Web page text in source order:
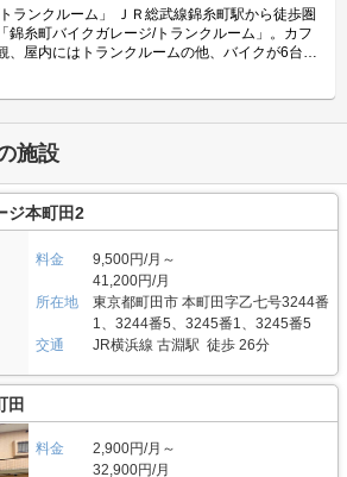
格帯は月額18,000円（税込）から85,000円（税
います。初期費用として契約事務手数料（月額賃
。その他費用として月々の管理費と保証委託料
掛かります。見学の希望や詳細のお問い合わせ
ランクルームから電話やメールにてご連絡頂け
話も聞くことができた。また、そのターゲットに
るところに気遣いも感じた。運営会社の株式会社
アで30年近くトランクルームを運営しているこ
活かしたお客様目線でのトランクルームを開発さ
セコムの防犯カメラも設置されているということ
心して車を収納できるスペースとして特に愛車を
所だと思った。
責任をもってお預かりするために、警備保障会社
、24時間安全・快適に荷物の収納をして頂ける
付けていて、入口にもセコムのカードキーを設置
には防犯カメラがあり、録画も行っておりますの
けます。安全面だけでなく、荷物をお預かりする
通年温度管理ができる空調設備のほか、湿度管理
おりますので、ウェットスーツから衣類や布団、
す。 費用や契約について教えて
、リモート内覧会を承っております。現地にてお
操作で入口を開錠致しますのでご自由にご覧くだ
ご利用金額やキャンペーンなどのご案内も致しま
、株式会社マリンボックスでは保証人や連帯保証
の契約をしていただいているため保証人は不要と
も不要なので簡単に契約できます。時期によって
しております。詳細なキャンペーンや施設へのご
ムから電話やメールにてお気軽にお問い合わせ
服や家具、本などの趣味の品を収納に来ていると
、車で7分ほどでサーフィンやバーベキューなど
も名高い江の島へのアクセスも可能なこの施設は
のことで、サーフボードやウェットスーツなどの
立っていた。施設のセキュリティも万全で、安心
ろしたらそのまま直進できるため、荷物の出し入
部屋サイズは、0.52帖～3.65帖の34種類、48の
いただけます。 主にどんな方がご利
ンユー
辺は飲食店などが立ち並んでいますが、少し路地
ンションも多くあるため、ご家族や一人暮らしの
途としては、主に家財や季節によって変わる衣類
用されている方が多い傾向で、一番大きい3.65帖
荷物も入れることができます。 セキュリテ
スが提供するトランク
なお荷物をお預かりしているため、24時間安心
に、カードキーや防犯カメラ、セキュリティーシ
ルームの鍵は南京錠などの鍵の持ち歩きタイプで
、メインエントランスはオートロックで施錠され
はなく室内管理なので清掃も行き届いており、ホ
管理や湿度管理を徹底するために空調設備も完備
で管理しているため、衣類や布団、木製の製品
どにも安心してご利用いただけます。 費用や
見したい場合
遠隔操作による立ち合いなしでの内覧も可能で
つけください。 契約に関しては、マリンボック
の代わりに、保証会社との契約をしていただいて
金・礼金なども不要なかんたん契約で行います。
のハードルを低くし、解約のお申込もいつでも可
Ｒ総武線錦糸町駅から徒歩圏
錦糸町バイクガレージ/トランクルーム」。カフ
、屋内にはトランクルームの他、バイクが6台入
バイクを安心して保管することができます。 運
トランクルーム事業を運営する株式会社マリン
ており、お客様に寄り添った親切なサポートをし
。 今回は、そんな「錦糸町バイクガレージ/トラ
ーや用途の傾向、会社の想いなども合わせてご紹
ンクルームとはわからないほど街の景観に馴染ん
ガレージは広さ3.01m2と3.24m2をご用意してお
、バイクが長持ちします。 駐車場はありません
車を横付けし荷物を下ろしたらそのまま直進でき
す。 主にどんな方がご利用され
は、主に家財や季節によって変わる衣類を保管す
いる方が多い傾向にありますが、趣味でバイクを
り、大切なバイクを風雨から守っています。 ガ
もとより、ハーレーなどの外国製の大型バイクも
悩んでいる方にも安心してご利用いただけます。
ださい。 セキュリティーシステム
利用頂けます。マリンボックスが提供する物件
施設
ジ本町田2
料金
9,500円/月～
41,200円/月
所在地
東京都町田市 本町田字乙七号3244番
1、3244番5、3245番1、3245番5
交通
JR横浜線 古淵駅 徒歩 26分
田
料金
2,900円/月～
32,900円/月